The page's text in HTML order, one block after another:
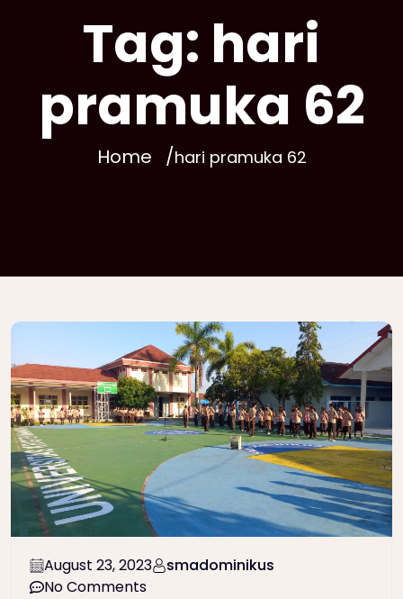
Tag: hari
pramuka 62
Home hari pramuka 62
August 23, 2023
smadominikus
No Comments